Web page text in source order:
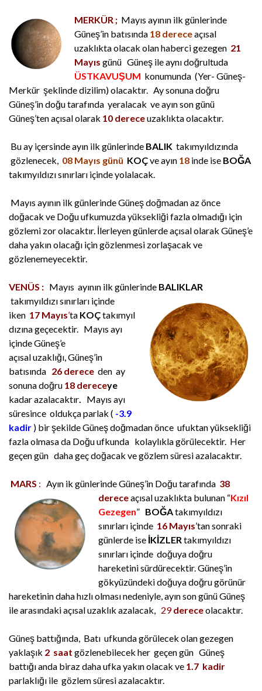
MERKÜR ; Mayıs ayının ilk günlerinde
Güneş’in batısında 18 dereceaçısal
uzaklıkta olacak olan haberci gezegen 21
Mayıs günü Güneş ile aynı doğrultuda
ÜSTKAVUŞUM konumunda (Yer- Güneş-
Merkür şeklinde dizilim) olacaktır. Ay sonuna doğru
Güneş’in doğu tarafında yeralacak ve ayın son günü
Güneş’ten açısal olarak 10 dereceuzaklıkta olacaktır.
Bu ay içersinde ayın ilk günlerinde BALIK takımyıldızında
gözlenecek, 08 Mayıs günü KOÇve ayın 18 inde ise BOĞA
takımyıldızı sınırları içinde yolalacak.
Mayıs ayının ilk günlerinde Güneş doğmadan az önce
doğacak ve Doğu ufkumuzda yüksekliği fazla olmadığı için
gözlemi zor olacaktır. İlerleyen günlerde açısal olarak Güneş’e
daha yakın olacağı içingözlenmesi zorlaşacak ve
gözlenemeyecektir.
VENÜS : Mayıs ayının ilk günlerinde BALIKLAR
takımyıldızı sınırları içinde
iken 17 Mayıs’ta KOÇtakımyıl
dızınageçecektir. Mayıs ayı
içinde Güneş’e
açısaluzaklığı, Güneş’in
batısında 26 derece den ay
sonuna doğru 18 dereceye
kadar azalacaktır
Mayıs ayı
süresince oldukça parlak ( -3.9
kadir ) bir şekilde Güneş doğmadan önce ufuktan yüksekliği
fazla olmasa da Doğu ufkunda kolaylıkla görülecektir. Her
geçen gün daha geç doğacak ve gözlem süresi azalacaktır.
MARS : Ayın ik günlerinde Güneş’in Doğu tarafında 38
dereceaçısal uzaklıkta bulunan “Kızıl
Gezegen” BOĞAtakımyıldızı
sınırları içinde 16 Mayıs’tan sonraki
günlerde ise İKİZLER takımyıldızı
sınırları içinde doğuya doğru
hareketini sürdürecektir. Güneş’in
gökyüzündeki doğuya doğru görünür
hareketinin daha hızlı olması nedeniyle, ayın son günü Güneş
ile arasındaki açısal uzaklık azalacak, 29dereceolacaktır.
Güneş battığında, Batı ufkunda görülecek olan gezegen
yaklaşık 2 saat gözlenebilecek her geçen gün Güneş
battığı anda biraz daha ufka yakın olacak ve 1.7 kadir
parlaklığı ile gözlem süresi azalacaktır.